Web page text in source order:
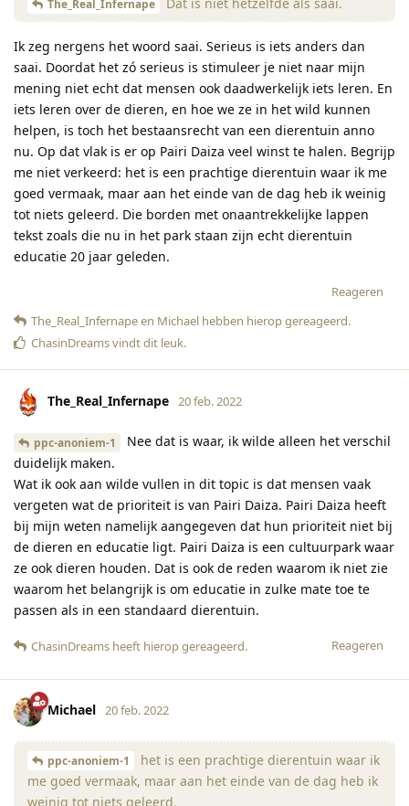
The_Real_Infernape
Ik zeg nergens het woord saai. Serieus is iets anders dan
saai. Doordat het zó serieus is stimuleer je niet naar mijn
mening niet echt dat mensen ook daadwerkelijk iets leren. En
iets leren over de dieren, en hoe we ze in het wild kunnen
helpen, is toch het bestaansrecht van een dierentuin anno
nu. Op dat vlak is er op Pairi Daiza veel winst te halen. Begrijp
me niet verkeerd: het is een prachtige dierentuin waar ik me
goed vermaak, maar aan het einde van de dag heb ik weinig
tot niets geleerd. Die borden met onaantrekkelijke lappen
tekst zoals die nu in het park staan zijn echt dierentuin
educatie 20 jaar geleden.
Reageren
The_Real_Infernapeen Michael hebben hierop gereageerd.
ChasinDreamsvindt dit leuk.
The_Real_Infernape 20 feb. 2022
ppc-anoniem-1
Nee dat is waar, ik wilde alleen het verschil
duidelijk maken.
Wat ik ook aan wilde vullen in dit topic is dat mensen vaak
vergeten wat de prioriteit is van Pairi Daiza. Pairi Daiza heeft
bij mijn weten namelijk aangegeven dat hun prioriteit niet bij
de dieren en educatie ligt. Pairi Daiza is een cultuurpark waar
ze ook dieren houden. Dat is ook de reden waarom ik niet zie
waarom het belangrijk is om educatie in zulke mate toe te
passen als in een standaard dierentuin.
Reageren
ChasinDreams heeft hierop gereageerd.
Michael 20 feb. 2022
ppc-anoniem-1
het is een prachtige dierentuin waar ik
me goed vermaak, maar aan het einde van de dag heb ik
weinig tot niets geleerd.